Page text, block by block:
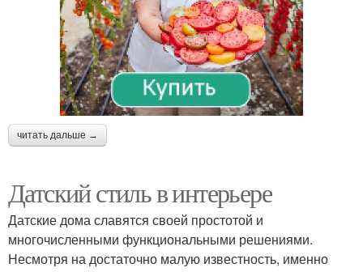
читать дальше →
Датский стиль в интерьере
Датские дома славятся своей простотой и
многочисленными функциональными решениями.
Несмотря на достаточно малую известность, именно